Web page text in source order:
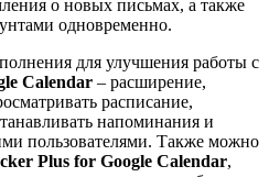
о новых письмах, а также
одновременно.
для улучшения работы с
Calendar – расширение,
расписание,
напоминания и
пользователями. Также можно
Plus for Google Calendar,